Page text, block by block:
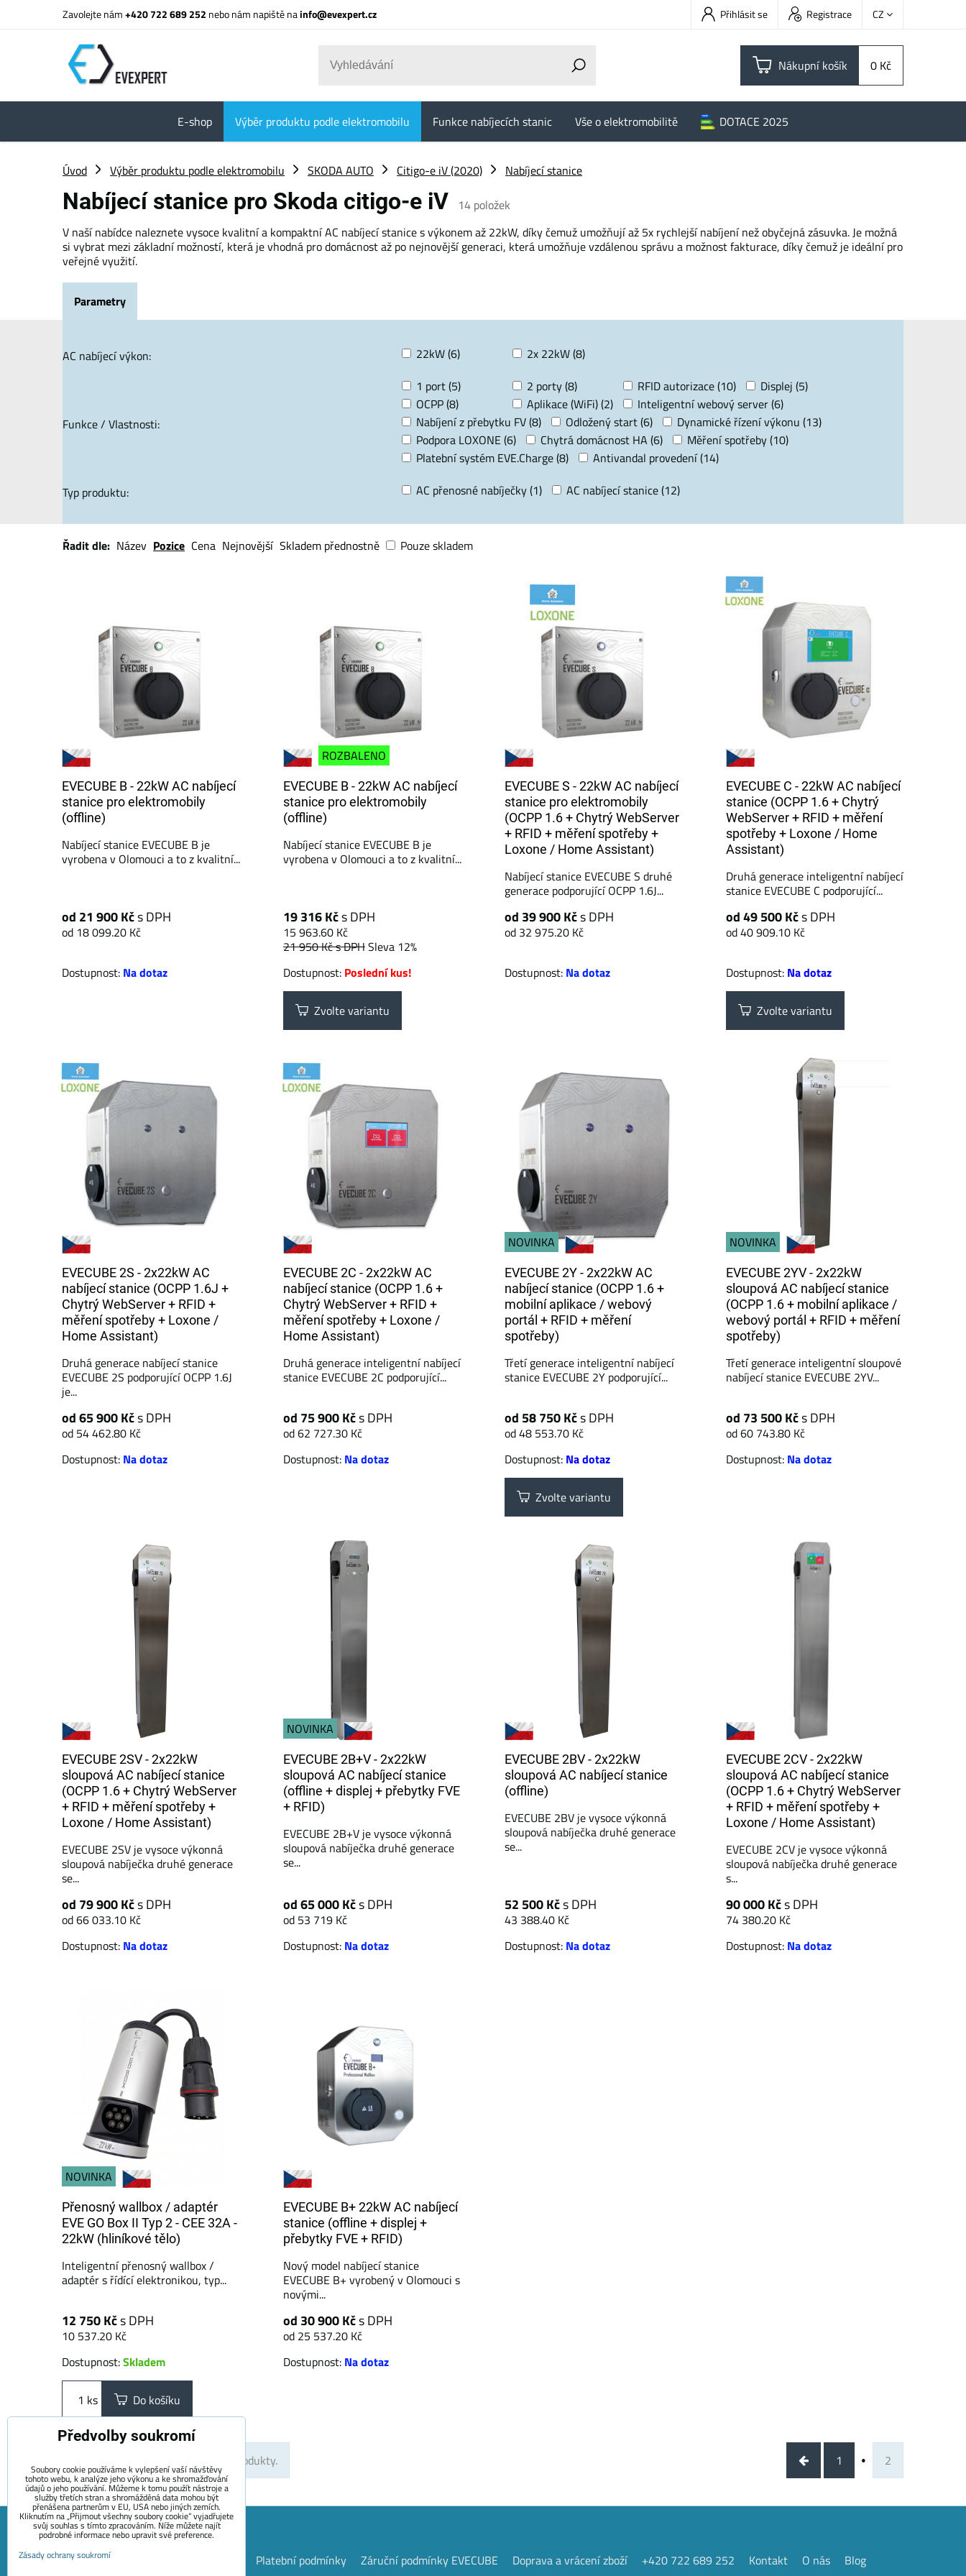
Zavolejte nám+420 722 689 252 nebo nám napiště nainfo@evexpert.cz Přihlásit se Registrace CZ
Nákupní košík 0 Kč
E-shop Výběr produktu podle elektromobilu Funkce nabíjecích stanic Vše o elektromobilitě DOTACE 2025
Úvod Výběr produktu podle elektromobilu SKODA AUTO Citigo-e iV (2020) Nabíjecí stanice
Nabíjecí stanice pro Skoda citigo-e iV 14 položek
V naší nabídce naleznete vysoce kvalitní a kompaktní AC nabíjecí stanice s výkonem až 22kW, díky čemuž umožňují až 5x rychlejší nabíjení než obyčejná zásuvka. Je možná
si vybrat mezi základní možností, která je vhodná pro domácnost až po nejnovější generaci, která umožňuje vzdálenou správu a možnost fakturace, díky čemuž je ideální pro
veřejné využití.
Parametry
AC nabíjecí výkon: 22kW (6) 2x 22kW (8)
Funkce / Vlastnosti:
1 port (5) 2 porty (8) RFID autorizace (10)
Displej (5)
OCPP (8)
Aplikace (WiFi) (2)
Inteligentní webový server (6)
Nabíjení z přebytku FV (8)
Odložený start (6)
Dynamické řízení výkonu (13)
Podpora LOXONE (6)
Chytrá domácnost HA (6)
Měření spotřeby (10)
Platební systém EVE.Charge (8)
Antivandal provedení (14)
Typ produktu:
AC přenosné nabíječky (1) AC nabíjecí stanice (12)
Řadit dle: Název Pozice Cena Nejnovější Skladem přednostně Pouze skladem
EVECUBE B - 22kW AC nabíjecí
stanice pro elektromobily
(offline)
Nabíjecí stanice EVECUBE B je
vyrobena v Olomouci a to z kvalitní...
od 21 900 Kčs DPH
od 18 099.20 Kč
Dostupnost: Na dotaz
ROZBALENO
EVECUBE B - 22kW AC nabíjecí
stanice pro elektromobily
(offline)
Nabíjecí stanice EVECUBE B je
vyrobena v Olomouci a to z kvalitní...
19 316 Kčs DPH
15 963.60 Kč
21 950 Kčs DPHSleva 12%
Dostupnost: Poslední kus!
Zvolte variantu
EVECUBE S - 22kW AC nabíjecí
stanice pro elektromobily
(OCPP 1.6 + Chytrý WebServer
+ RFID + měření spotřeby +
Loxone / Home Assistant)
Nabíjecí stanice EVECUBE S druhé
generace podporující OCPP 1.6J...
od 39 900 Kčs DPH
od 32 975.20 Kč
Dostupnost: Na dotaz
EVECUBE C - 22kW AC nabíjecí
stanice (OCPP 1.6 + Chytrý
WebServer + RFID + měření
spotřeby + Loxone / Home
Assistant)
Druhá generace inteligentní nabíjecí
stanice EVECUBE C podporující...
od 49 500 Kčs DPH
od 40 909.10 Kč
Dostupnost: Na dotaz
Zvolte variantu
EVECUBE 2S - 2x22kW AC
nabíjecí stanice (OCPP 1.6J +
Chytrý WebServer + RFID +
měření spotřeby + Loxone /
Home Assistant)
Druhá generace nabíjecí stanice
EVECUBE 2S podporující OCPP 1.6J
je...
od 65 900 Kčs DPH
od 54 462.80 Kč
Dostupnost: Na dotaz
EVECUBE 2C - 2x22kW AC
nabíjecí stanice (OCPP 1.6 +
Chytrý WebServer + RFID +
měření spotřeby + Loxone /
Home Assistant)
Druhá generace inteligentní nabíjecí
stanice EVECUBE 2C podporující...
od 75 900 Kčs DPH
od 62 727.30 Kč
Dostupnost: Na dotaz
NOVINKA
EVECUBE 2Y - 2x22kW AC
nabíjecí stanice (OCPP 1.6 +
mobilní aplikace / webový
portál + RFID + měření
spotřeby)
Třetí generace inteligentní nabíjecí
stanice EVECUBE 2Y podporující...
od 58 750 Kčs DPH
od 48 553.70 Kč
Dostupnost: Na dotaz
Zvolte variantu
NOVINKA
EVECUBE 2YV - 2x22kW
sloupová AC nabíjecí stanice
(OCPP 1.6 + mobilní aplikace /
webový portál + RFID + měření
spotřeby)
Třetí generace inteligentní sloupové
nabíjecí stanice EVECUBE 2YV...
od 73 500 Kčs DPH
od 60 743.80 Kč
Dostupnost: Na dotaz
EVECUBE 2SV - 2x22kW
sloupová AC nabíjecí stanice
(OCPP 1.6 + Chytrý WebServer
+ RFID + měření spotřeby +
Loxone / Home Assistant)
EVECUBE 2SV je vysoce výkonná
sloupová nabíječka druhé generace
se...
od 79 900 Kčs DPH
od 66 033.10 Kč
Dostupnost: Na dotaz
NOVINKA
EVECUBE 2B+V - 2x22kW
sloupová AC nabíjecí stanice
(offline + displej + přebytky FVE
+ RFID)
EVECUBE 2B+V je vysoce výkonná
sloupová nabíječka druhé generace
se...
od 65 000 Kčs DPH
od 53 719 Kč
Dostupnost: Na dotaz
EVECUBE 2BV - 2x22kW
sloupová AC nabíjecí stanice
(offline)
EVECUBE 2BV je vysoce výkonná
sloupová nabíječka druhé generace
se...
52 500 Kčs DPH
43 388.40 Kč
Dostupnost: Na dotaz
EVECUBE 2CV - 2x22kW
sloupová AC nabíjecí stanice
(OCPP 1.6 + Chytrý WebServer
+ RFID + měření spotřeby +
Loxone / Home Assistant)
EVECUBE 2CV je vysoce výkonná
sloupová nabíječka druhé generace
s...
90 000 Kčs DPH
74 380.20 Kč
Dostupnost: Na dotaz
NOVINKA
Přenosný wallbox / adaptér
EVE GO Box II Typ 2 - CEE 32A -
22kW (hliníkové tělo)
Inteligentní přenosný wallbox /
adaptér s řídící elektronikou, typ...
12 750 Kčs DPH
10 537.20 Kč
Dostupnost:Skladem
ks Do košíku
EVECUBE B+ 22kW AC nabíjecí
stanice (offline + displej +
přebytky FVE + RFID)
Nový model nabíjecí stanice
EVECUBE B+ vyrobený v Olomouci s
novými...
od 30 900 Kčs DPH
od 25 537.20 Kč
Dostupnost: Na dotaz
Nejsou žádné další produkty. 1 2
Mapa Stránek Platební podmínky Záruční podmínky EVECUBE Doprava a vrácení zboží +420 722 689 252 Kontakt O nás
Blog
Předvolby soukromí
Soubory cookie používáme k vylepšení vaší návštěvy
tohoto webu, k analýze jeho výkonu a ke shromažďování
údajů o jeho používání. Můžeme k tomu použít nástroje a
služby třetích stran a shromážděná data mohou být
přenášena partnerům v EU, USA nebo jiných zemích.
Kliknutím na „Přijmout všechny soubory cookie“ vyjadřujete
svůj souhlas s tímto zpracováním. Níže můžete najít
podrobné informace nebo upravit své preference.
Zásady ochrany soukromí